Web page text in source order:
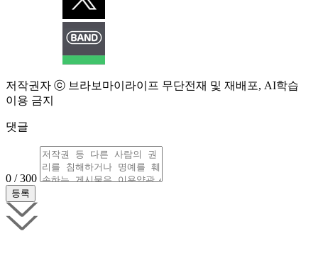
저작권자 ⓒ 브라보마이라이프 무단전재 및 재배포, AI학습
이용 금지
댓글
0 / 300